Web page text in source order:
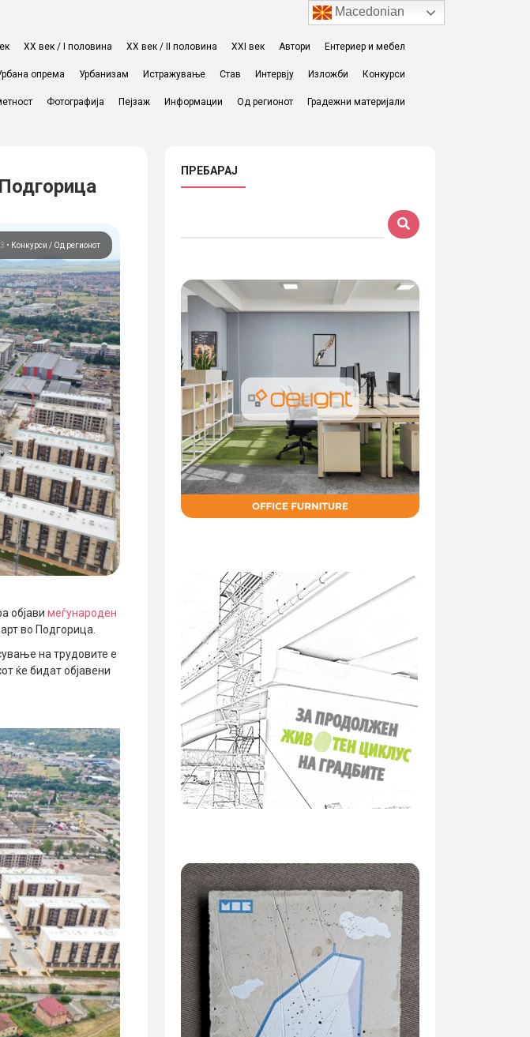
ХХ век / I половина ХХ век / II половина XXI век Автори Ентериер и мебел
опрема Урбанизам Истражување Став Интервју Изложби Конкурси
Фотографија Пејзаж Информации Од регионот Градежни материјали
• Конкурси Од регионот
објави меѓународен
во Подгорица.
на трудовите е
ќе бидат објавени
ПРЕБАРАЈ
Macedonian